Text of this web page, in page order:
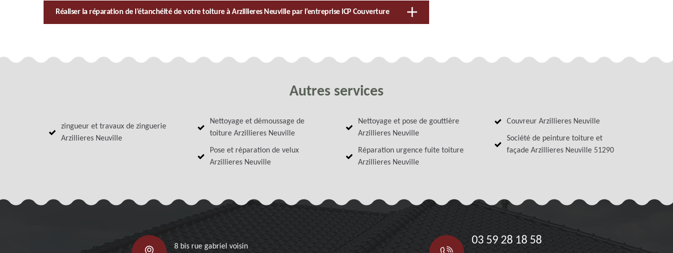
Réaliser la réparation de l’étanchéité de votre toiture à Arzillieres Neuville par l’entreprise ICP Couverture
Autres services
zingueur et travaux de zinguerie
Arzillieres Neuville
Nettoyage et démoussage de
toiture Arzillieres Neuville
Pose et réparation de velux
Arzillieres Neuville
Nettoyage et pose de gouttière
Arzillieres Neuville
Réparation urgence fuite toiture
Arzillieres Neuville
Couvreur Arzillieres Neuville
Société de peinture toiture et
façade Arzillieres Neuville 51290
8 bis rue gabriel voisin 03 59 28 18 58